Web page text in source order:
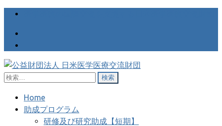
公益財団法人 日米医学医療交
流財団
医学医療の国際交流を支援する日米医学医療交流財団
検
Home
助成プログラム
研修及び研究助成【短期】